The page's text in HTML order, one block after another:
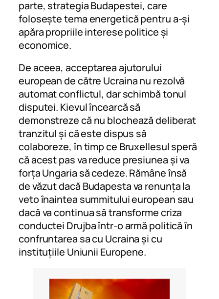
parte, strategia Budapestei, care
folosește tema energetică pentru a-și
apăra propriile interese politice și
economice.
De aceea, acceptarea ajutorului
european de către Ucraina nu rezolvă
automat conflictul, dar schimbă tonul
disputei. Kievul încearcă să
demonstreze că nu blochează deliberat
tranzitul și că este dispus să
colaboreze, în timp ce Bruxellesul speră
că acest pas va reduce presiunea și va
forța Ungaria să cedeze. Rămâne însă
de văzut dacă Budapesta va renunța la
veto înaintea summitului european sau
dacă va continua să transforme criza
conductei Drujba într-o armă politică în
confruntarea sa cu Ucraina și cu
instituțiile Uniunii Europene.